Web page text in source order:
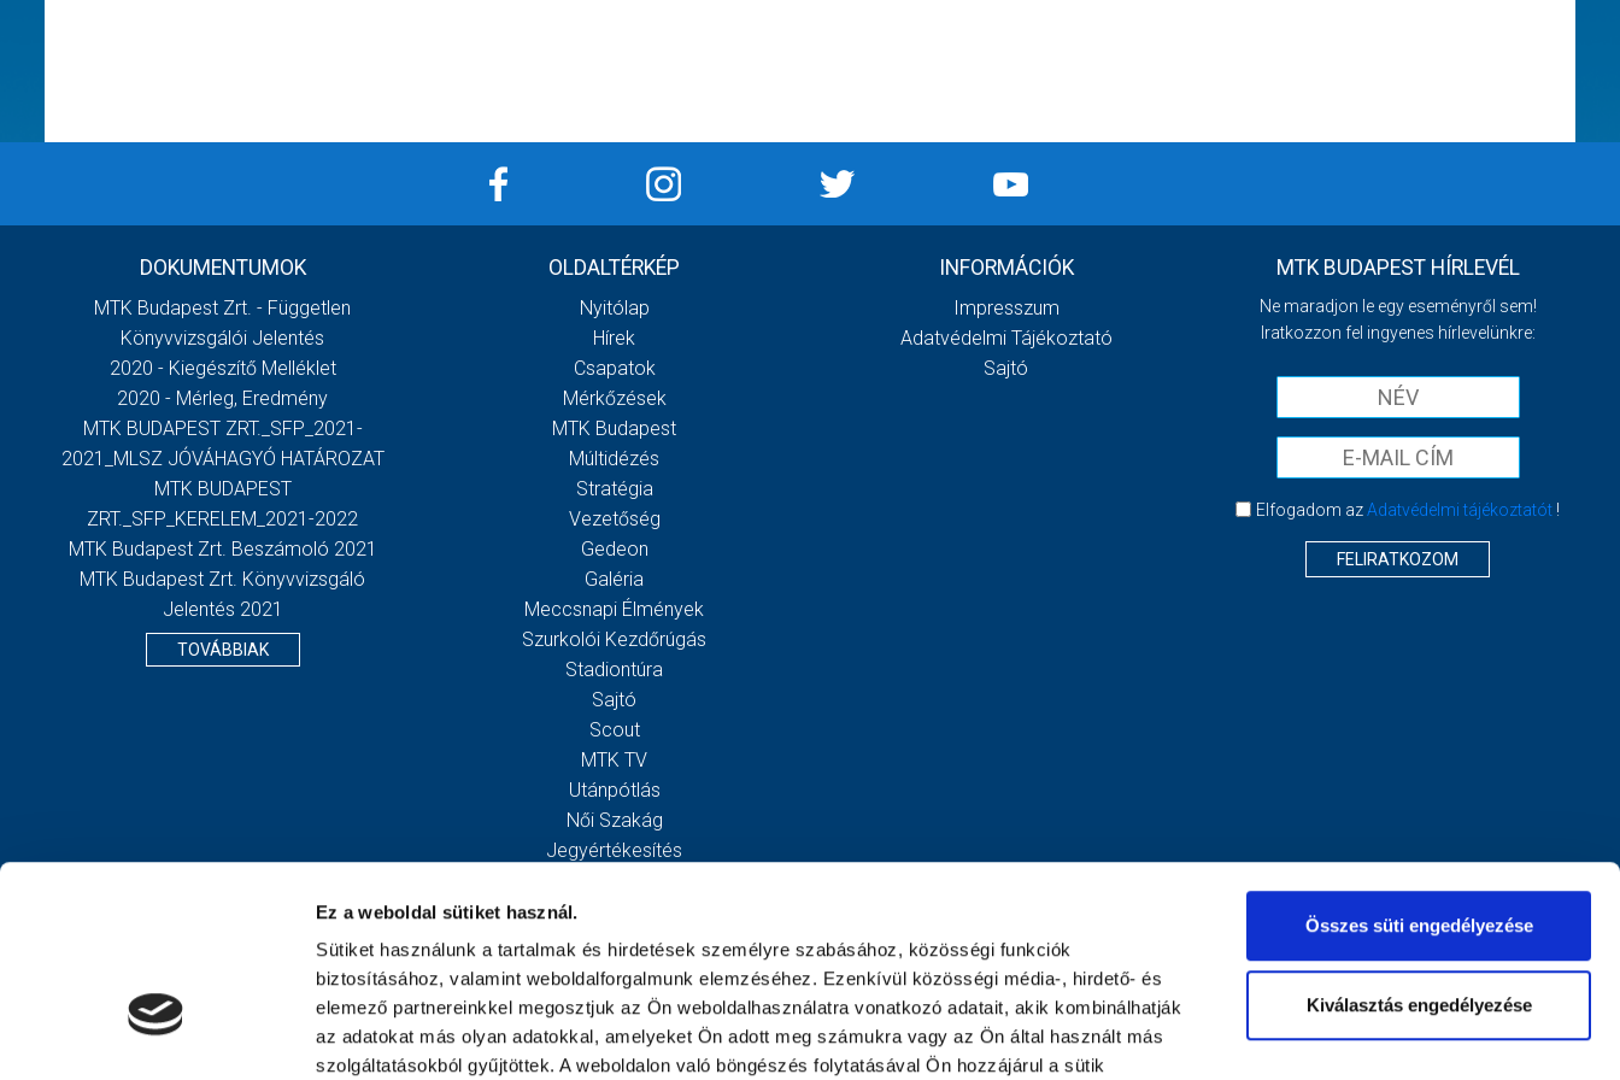
Ez a weboldal sütiket használ.
Sütiket használunk a tartalmak és hirdetések személyre szabásához, közösségi funkciók
biztosításához, valamint weboldalforgalmunk elemzéséhez. Ezenkívül közösségi média-, hirdető- és
elemező partnereinkkel megosztjuk az Ön weboldalhasználatra vonatkozó adatait, akik kombinálhatják
az adatokat más olyan adatokkal, amelyeket Ön adott meg számukra vagy az Ön által használt más
szolgáltatásokból gyűjtöttek. A weboldalon való böngészés folytatásával Ön hozzájárul a sütik
Összes süti engedélyezése
Kiválasztás engedélyezése
DOKUMENTUMOK
MTK Budapest Zrt. - Független
Könyvvizsgálói Jelentés
2020 - Kiegészítő Melléklet
2020 - Mérleg, Eredmény
MTK BUDAPEST ZRT._SFP_2021-
2021_MLSZ JÓVÁHAGYÓ HATÁROZAT
MTK BUDAPEST
ZRT._SFP_KERELEM_2021-2022
MTK Budapest Zrt. Beszámoló 2021
MTK Budapest Zrt. Könyvvizsgáló
Jelentés 2021
TOVÁBBIAK
OLDALTÉRKÉP
Nyitólap
Hírek
Csapatok
Mérkőzések
MTK Budapest
Múltidézés
Stratégia
Vezetőség
Gedeon
Galéria
Meccsnapi Élmények
Szurkolói Kezdőrúgás
Stadiontúra
Sajtó
Scout
MTK TV
Utánpótlás
Női Szakág
Jegyértékesítés
Egyesület
Kapcsolat
INFORMÁCIÓK
Impresszum
Adatvédelmi Tájékoztató
Sajtó
MTK BUDAPEST HÍRLEVÉL
Ne maradjon le egy eseményről sem!
Iratkozzon fel ingyenes hírlevelünkre:
Elfogadom azAdatvédelmi tájékoztatót !
FELIRATKOZOM